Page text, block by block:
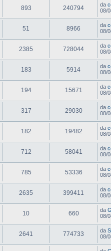
893 240794 da
08/
51 8966 da
08/
2385 728044 da
08/
183 5914 da
08/
194 15671 da
08/
317 29030 da
08/
182 19482 da
08/
712 58041 da
08/
785 53336 da
08/
2635 399411 da
08/
10 660 da
08/
2641 774733 da
08/